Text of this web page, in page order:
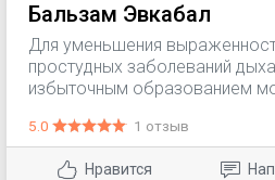
Бальзам Эвкабал
Для уменьшения
простудных заболеваний
избыточным образованием
5.0 1 отзыв
Нравится